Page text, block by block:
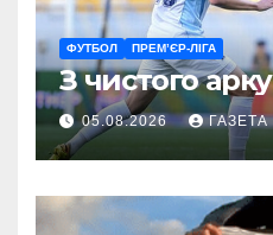
ФУТБОЛ ПРЕМ’ЄР-ЛІГА
З чистого
05.08.2026